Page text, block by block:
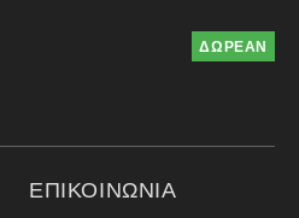
ΔΩΡΕΑΝ
ΕΠΙΚΟΙΝΩΝΙΑ